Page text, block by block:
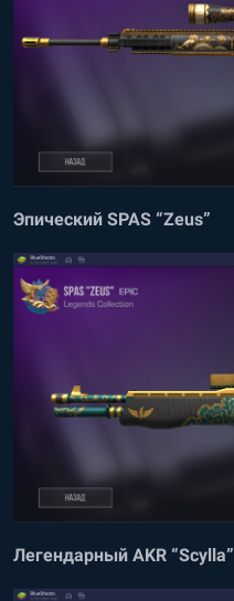
Эпический SPAS “Zeus”
Легендарный AKR “Scylla”